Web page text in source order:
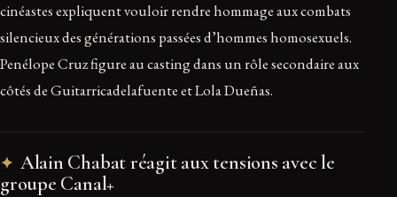
cinéastes expliquent vouloir rendre hommage aux combats
silencieux des générations passées d’hommes homosexuels.
Penélope Cruz figure au casting dans un rôle secondaire aux
côtés de Guitarricadelafuente et Lola Dueñas.
Alain Chabat réagit aux tensions avec le
groupe Canal+